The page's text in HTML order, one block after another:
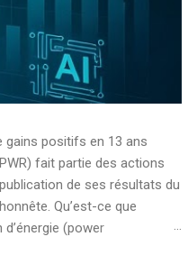
gains positifs en 13 ans
fait partie des actions
de ses résultats du
Qu’est-ce que
(power